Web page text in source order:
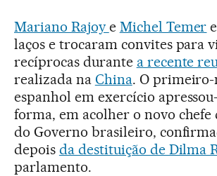
Mariano Rajoy e Michel Temer
laços e trocaram convites para
recíprocas durante a recente
realizada na China. O
espanhol em exercício
forma, em acolher o novo chefe
do Governo brasileiro,
depois da destituição de Dilma
parlamento.